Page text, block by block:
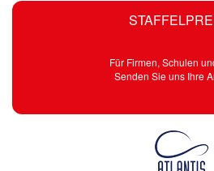
Für Firmen, Schulen
Senden Sie uns Ihre